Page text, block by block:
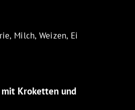
Milch, Weizen, Ei
Kroketten und